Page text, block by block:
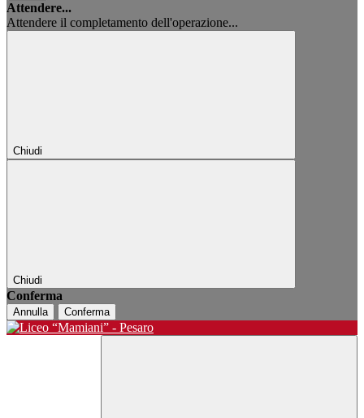
Attendere...
Attendere il completamento dell'operazione...
Chiudi
Chiudi
Conferma
Annulla Conferma